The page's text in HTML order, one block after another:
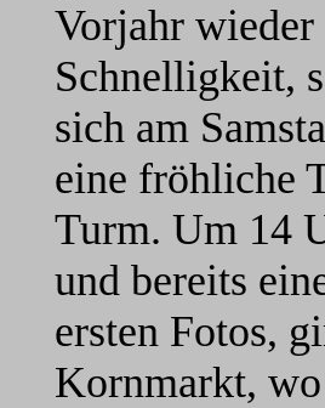
Vorjahr
Schnelligkeit,
sich am
eine fröhliche
Turm. Um 14
und bereits
ersten Fotos,
Kornmarkt, wo